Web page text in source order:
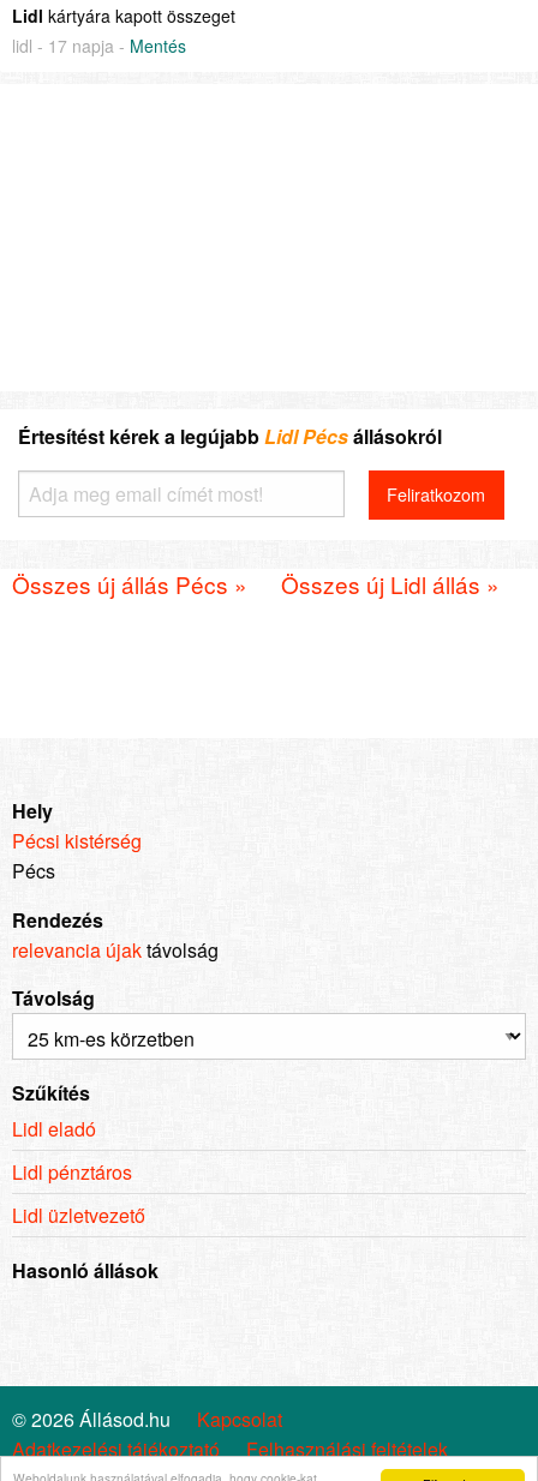
Lidl kártyára kapott összeget
lidl - 17 napja - Mentés
Értesítést kérek a legújabbLidl Pécsállásokról
Összes új állás Pécs » Összes új Lidl állás »
Hely
Pécsi kistérség
Pécs
Rendezés
relevancia újaktávolság
Távolság
Szűkítés
Lidl eladó
Lidl pénztáros
Lidl üzletvezető
Hasonló állások
© 2026 Állásod.hu
Kapcsolat
Adatkezelési tájékoztató
Felhasználási feltételek